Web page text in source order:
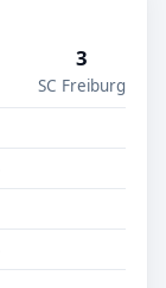
3
SC Freiburg